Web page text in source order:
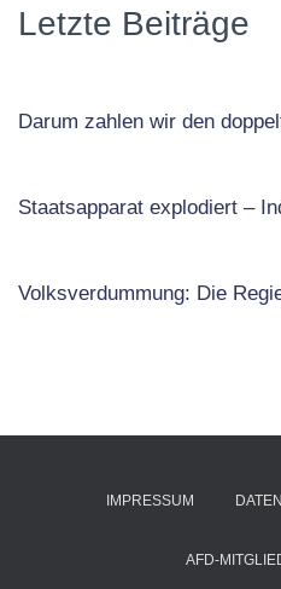
Letzte Beiträge
Darum zahlen wir den
Staatsapparat explodiert –
Volksverdummung: Die
IMPRESSUM
AFD-